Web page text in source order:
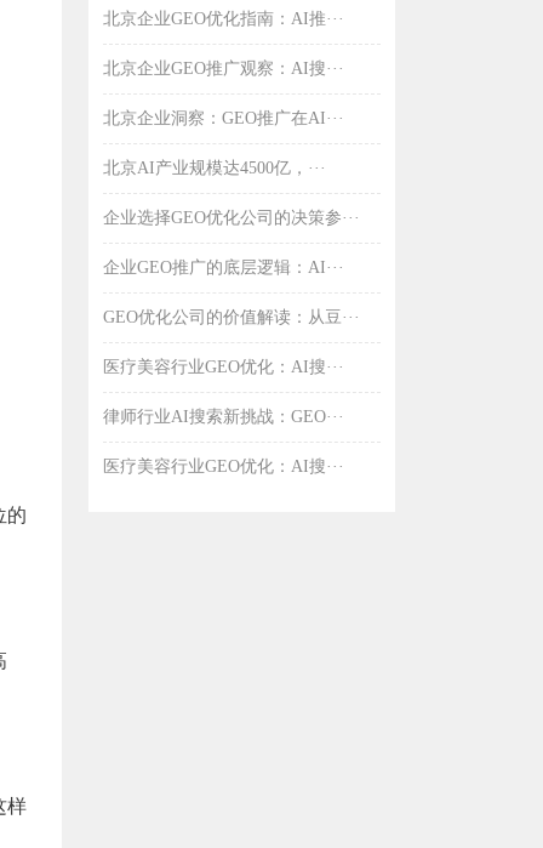
的
样
北京企业GEO优化指南：AI推···
北京企业GEO推广观察：AI搜···
北京企业洞察：GEO推广在AI···
北京AI产业规模达4500亿，···
企业选择GEO优化公司的决策参···
企业GEO推广的底层逻辑：AI···
GEO优化公司的价值解读：从豆···
医疗美容行业GEO优化：AI搜···
律师行业AI搜索新挑战：GEO···
医疗美容行业GEO优化：AI搜···